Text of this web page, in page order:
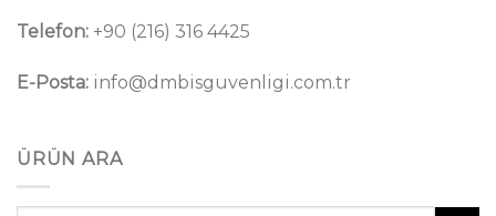
Telefon: +90 (216) 316 4425
E-Posta: info@dmbisguvenligi.com.tr
ÜRÜN ARA